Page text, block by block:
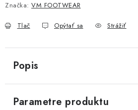
Značka: VM FOOTWEAR
Tlač Opýtať sa Strážiť
Popis
Parametre produktu